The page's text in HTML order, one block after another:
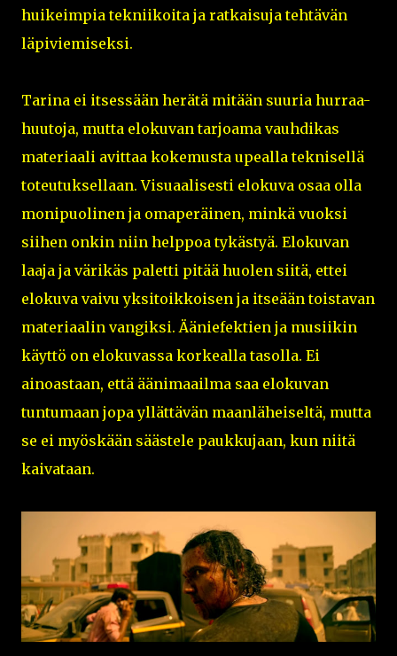
huikeimpia tekniikoita ja ratkaisuja tehtävän
läpiviemiseksi.
Tarina ei itsessään herätä mitään suuria hurraa-
huutoja, mutta elokuvan tarjoama vauhdikas
materiaali avittaa kokemusta upealla teknisellä
toteutuksellaan. Visuaalisesti elokuva osaa olla
monipuolinen ja omaperäinen, minkä vuoksi
siihen onkin niin helppoa tykästyä. Elokuvan
laaja ja värikäs paletti pitää huolen siitä, ettei
elokuva vaivu yksitoikkoisen ja itseään toistavan
materiaalin vangiksi. Ääniefektien ja musiikin
käyttö on elokuvassa korkealla tasolla. Ei
ainoastaan, että äänimaailma saa elokuvan
tuntumaan jopa yllättävän maanläheiseltä, mutta
se ei myöskään säästele paukkujaan, kun niitä
kaivataan.